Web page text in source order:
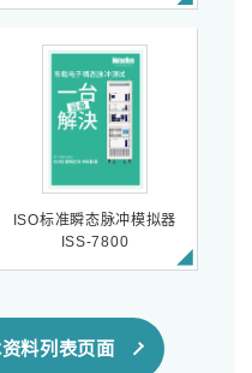
ISO标准瞬态脉冲模拟器
ISS-7800
料列表页面